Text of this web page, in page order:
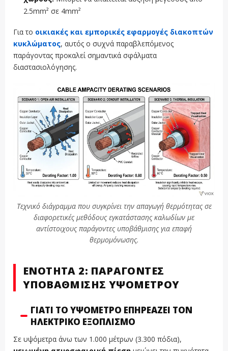
2.5mm² σε 4mm²
Για το οικιακές και εμπορικές εφαρμογές διακοπτών
κυκλώματος, αυτός ο συχνά παραβλεπόμενος
παράγοντας προκαλεί σημαντικά σφάλματα
διαστασιολόγησης.
Τεχνικό διάγραμμα που συγκρίνει την απαγωγή θερμότητας σε
διαφορετικές μεθόδους εγκατάστασης καλωδίων με
αντίστοιχους παράγοντες υποβάθμισης για επαφή
θερμομόνωσης.
ΕΝΌΤΗΤΑ 2: ΠΑΡΆΓΟΝΤΕΣ
ΥΠΟΒΆΘΜΙΣΗΣ ΥΨΟΜΈΤΡΟΥ
ΓΙΑΤΊ ΤΟ ΥΨΌΜΕΤΡΟ ΕΠΗΡΕΆΖΕΙ ΤΟΝ
ΗΛΕΚΤΡΙΚΌ ΕΞΟΠΛΙΣΜΌ
Σε υψόμετρα άνω των 1.000 μέτρων (3.300 πόδια),